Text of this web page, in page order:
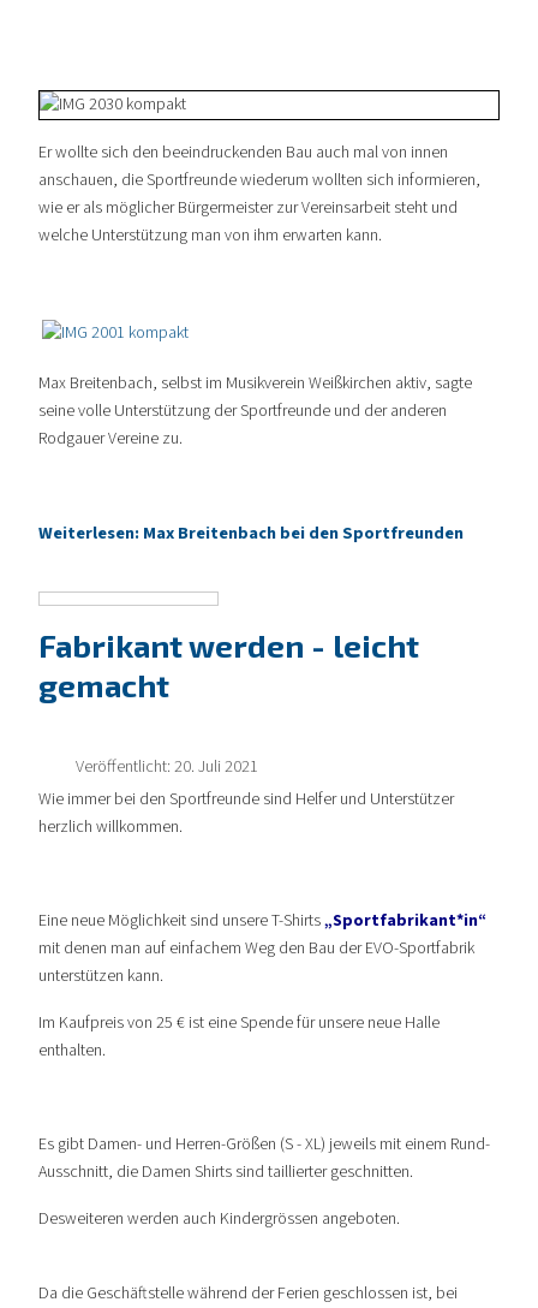
Er wollte sich den beeindruckenden Bau auch mal von innen
anschauen, die Sportfreunde wiederum wollten sich informieren,
wie er als möglicher Bürgermeister zur Vereinsarbeit steht und
welche Unterstützung man von ihm erwarten kann.
Max Breitenbach, selbst im Musikverein Weißkirchen aktiv, sagte
seine volle Unterstützung der Sportfreunde und der anderen
Rodgauer Vereine zu.
Weiterlesen: Max Breitenbach bei den Sportfreunden
Fabrikant werden - leicht
gemacht
Veröffentlicht: 20. Juli 2021
Wie immer bei den Sportfreunde sind Helfer und Unterstützer
herzlich willkommen.
Eine neue Möglichkeit sind unsere T-Shirts„Sportfabrikant*in“
mit denen man auf einfachem Weg den Bau der EVO-Sportfabrik
unterstützen kann.
Im Kaufpreis von 25 € ist eine Spende für unsere neue Halle
enthalten.
Es gibt Damen- und Herren-Größen (S - XL) jeweils mit einem Rund-
Ausschnitt, die Damen Shirts sind taillierter geschnitten.
Desweiteren werden auch Kindergrössen angeboten.
Da die Geschäftstelle während der Ferien geschlossen ist, bei